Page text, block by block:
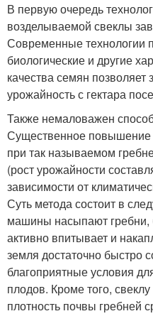
В первую очередь
возделываемой свеклы
Современные технологии
биологические и другие
качества семян позволяет
урожайность с гектара
Также немаловажен
Существенное повышение
при так называемом
(рост урожайности
зависимости от
Суть метода состоит в
машины насыпают гребни,
активно впитывает и
земля достаточно быстро
благоприятные условия
плодов. Кроме того,
плотность почвы гребней